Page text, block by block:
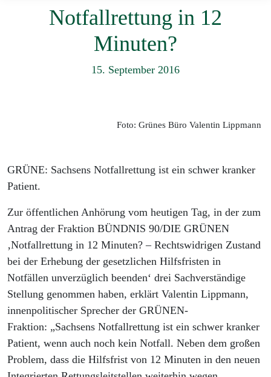
Notfallrettung in 12
Minuten?
15. September 2016
Foto: Grünes Büro Valentin Lippmann
GRÜNE: Sachsens Notfallrettung ist ein schwer kranker
Patient.
Zur öffentlichen Anhörung vom heutigen Tag, in der zum
Antrag der Fraktion BÜNDNIS 90/DIE GRÜNEN
‚Notfallrettung in 12 Minuten? – Rechtswidrigen Zustand
bei der Erhebung der gesetzlichen Hilfsfristen in
Notfällen unverzüglich beenden‘ drei Sachverständige
Stellung genommen haben, erklärt Valentin Lippmann,
innenpolitischer Sprecher der GRÜNEN-
Fraktion: „Sachsens Notfallrettung ist ein schwer kranker
Patient, wenn auch noch kein Notfall. Neben dem großen
Problem, dass die Hilfsfrist von 12 Minuten in den neuen